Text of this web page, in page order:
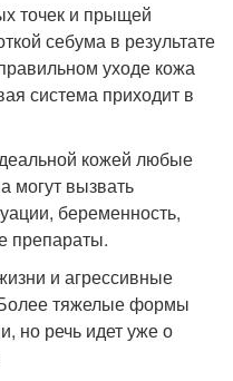
точек и прыщей
себума в результате
уходе кожа
система приходит в
кожей любые
могут вызвать
беременность,
препараты.
и агрессивные
тяжелые формы
но речь идет уже о